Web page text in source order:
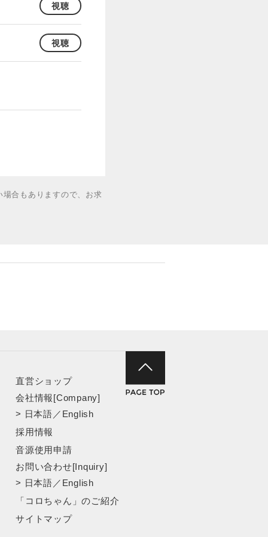
視聴
視聴
合もありますので、お求
直営ショップ
会社情報[Company]
> 日本語 ／ English
採用情報
音源使用申請
お問い合わせ[Inquiry]
> 日本語 ／ English
「コロちゃん」のご紹介
サイトマップ